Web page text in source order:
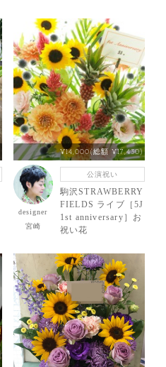
¥14,000(総額 ¥17,430)
designer
宮崎
公演祝い
駒沢STRAWBERRY
FIELDS ライブ［5J
1st anniversary］お
祝い花